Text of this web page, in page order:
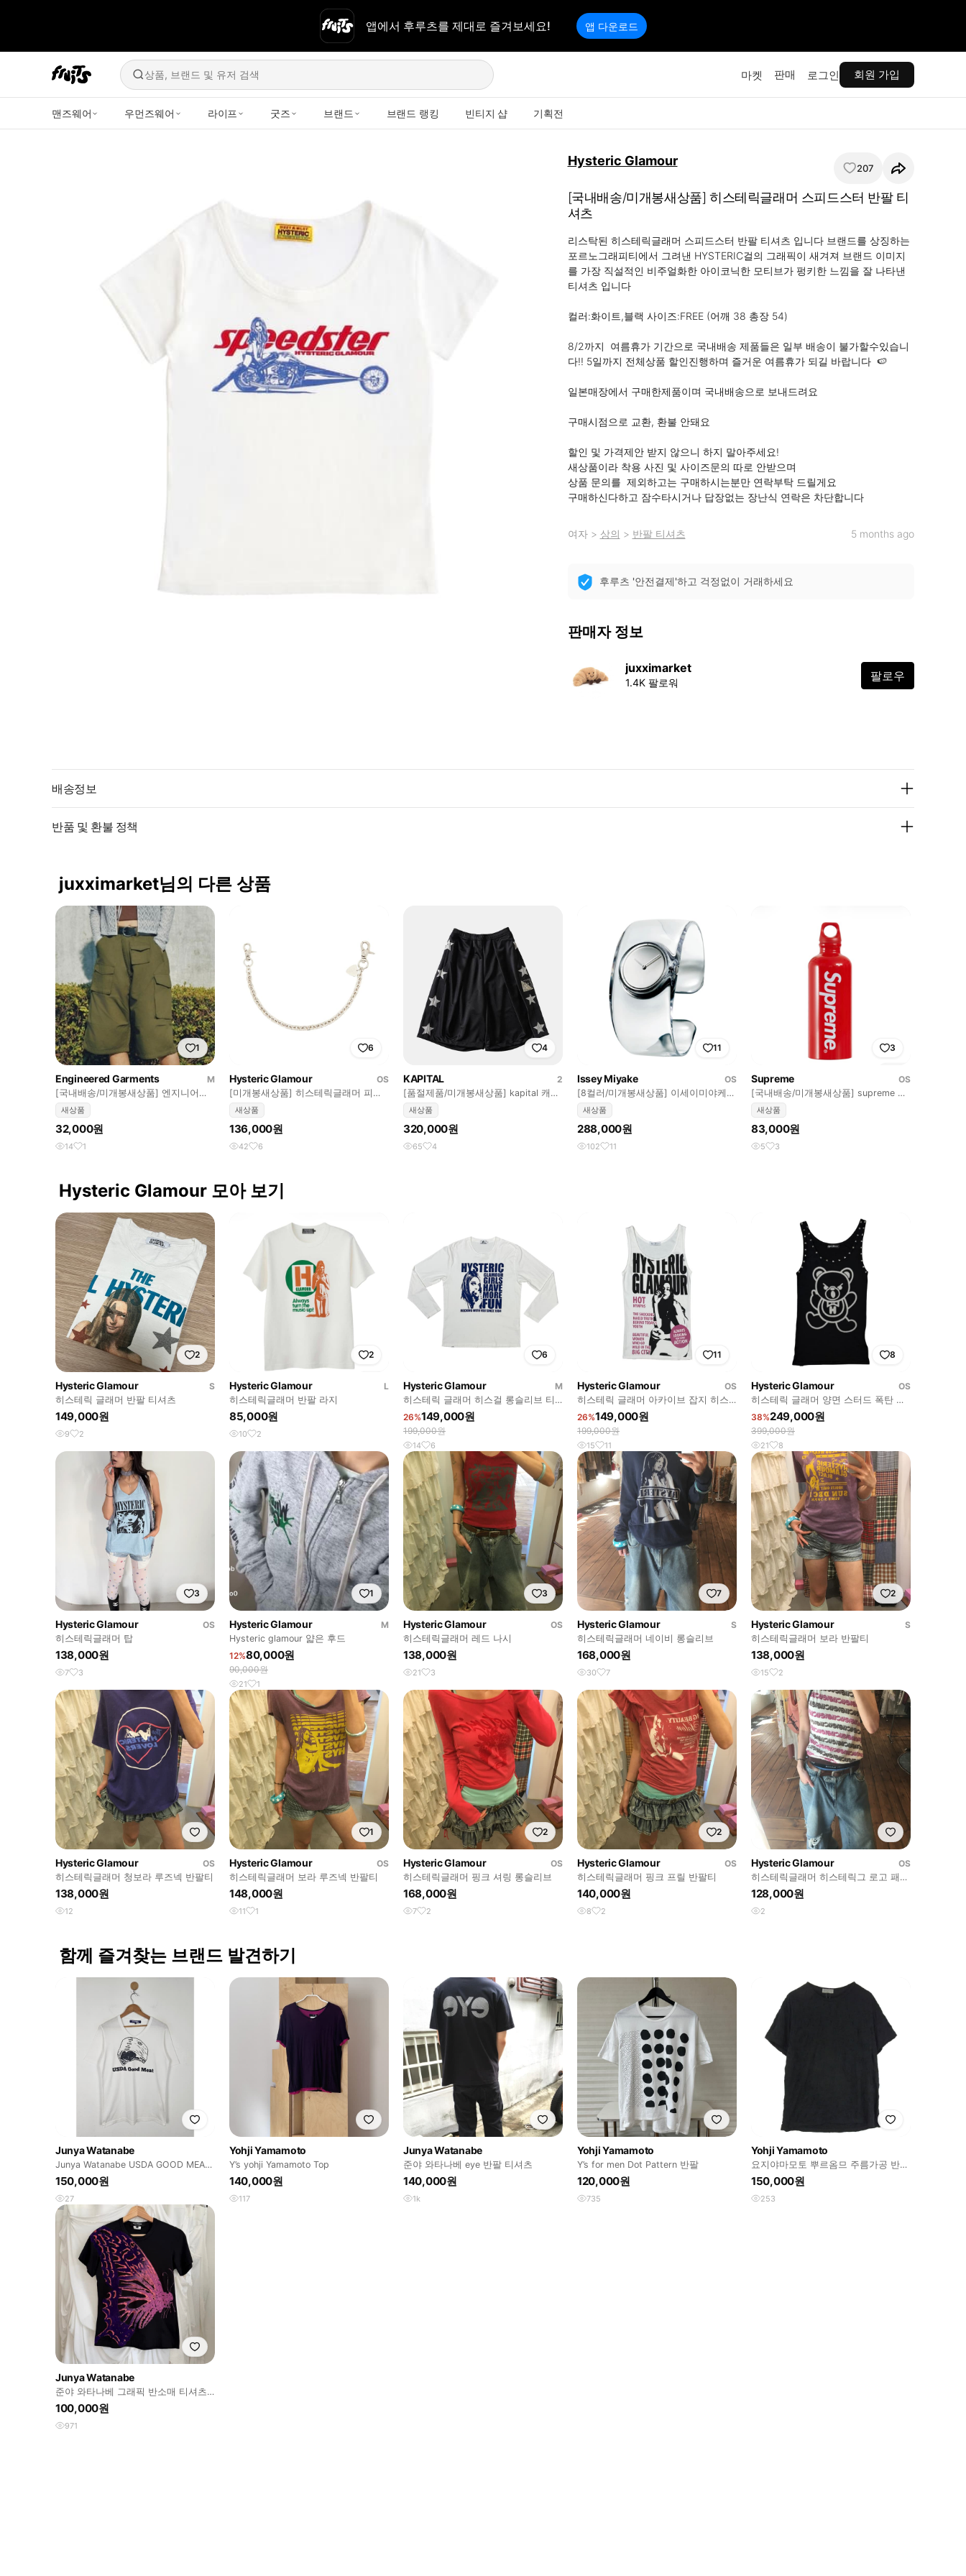
앱에서 후루츠를 제대로 즐겨보세요! 앱 다운로드
상품, 브랜드 및 유저 검색 마켓 판매 로그인 회원 가입
맨즈웨어 우먼즈웨어 라이프 굿즈 브랜드 브랜드 랭킹 빈티지 샵 기획전
Hysteric Glamour 207
[국내배송/미개봉새상품] 히스테릭글래머 스피드스터 반팔 티
셔츠
리스탁된 히스테릭글래머 스피드스터 반팔 티셔츠 입니다 브랜드를 상징하는
포르노그래피티에서 그려낸 HYSTERIC걸의 그래픽이 새겨져 브랜드 이미지
를 가장 직설적인 비주얼화한 아이코닉한 모티브가 펑키한 느낌을 잘 나타낸
티셔츠 입니다
컬러:화이트,블랙 사이즈:FREE (어깨 38 총장 54)
8/2까지  여름휴가 기간으로 국내배송 제품들은 일부 배송이 불가할수있습니
다!! 5일까지 전체상품 할인진행하며 즐거운 여름휴가 되길 바랍니다  🍉
일본매장에서 구매한제품이며 국내배송으로 보내드려요
구매시점으로 교환, 환불 안돼요
할인 및 가격제안 받지 않으니 하지 말아주세요!
새상품이라 착용 사진 및 사이즈문의 따로 안받으며
상품 문의를  제외하고는 구매하시는분만 연락부탁 드릴게요
구매하신다하고 잠수타시거나 답장없는 장난식 연락은 차단합니다
여자> 상의 > 반팔 티셔츠 5 months ago
후루츠 '안전결제'하고 걱정없이 거래하세요
판매자 정보
juxximarket
1.4K 팔로워 팔로우
배송정보
반품 및 환불 정책
juxximarket님의 다른 상품
1
Engineered Garments
M
[국내배송/미개봉새상품] 엔지니어드
가먼츠 X 지유 GU 유틸리티 쇼츠팬츠
새상품
32,000원
14 1
6
Hysteric Glamour
OS
[미개봉새상품] 히스테릭글래머 피크
로고 체인
새상품
136,000원
42 6
4
KAPITAL
2
[품절제품/미개봉새상품] kapital 캐피
탈 스무스 별 트랙팬츠 반바지
새상품
320,000원
65 4
11
Issey Miyake
OS
[8컬러/미개봉새상품] 이세이미야케
뱅글 시계
새상품
288,000원
102 11
3
Supreme
OS
[국내배송/미개봉새상품] supreme 슈
프림 텀블러 물통
새상품
83,000원
5 3
Hysteric Glamour 모아 보기
2
Hysteric Glamour
S
히스테릭 글래머 반팔 티셔츠
149,000원
9 2
2
Hysteric Glamour
L
히스테릭글래머 반팔 라지
85,000원
10 2
6
Hysteric Glamour
M
히스테릭 글래머 히스걸 롱슬리브 티
셔츠
26%149,000원
199,000원
14 6
11
Hysteric Glamour
OS
히스테릭 글래머 아카이브 잡지 히스
걸 민소매 나시 반팔 티셔츠
26%149,000원
199,000원
15 11
8
Hysteric Glamour
OS
히스테릭 글래머 양면 스터드 폭탄 퍽
베어 민소매 나시 반팔 티셔츠
38%249,000원
399,000원
21 8
3
Hysteric Glamour
OS
히스테릭글래머 탑
138,000원
7 3
1
Hysteric Glamour
M
Hysteric glamour 얇은 후드
12%80,000원
90,000원
21 1
3
Hysteric Glamour
OS
히스테릭글래머 레드 나시
138,000원
21 3
7
Hysteric Glamour
S
히스테릭글래머 네이비 롱슬리브
168,000원
30 7
2
Hysteric Glamour
S
히스테릭글래머 보라 반팔티
138,000원
15 2
Hysteric Glamour
OS
히스테릭글래머 청보라 루즈넥 반팔티
138,000원
12
1
Hysteric Glamour
OS
히스테릭글래머 보라 루즈넥 반팔티
148,000원
11 1
2
Hysteric Glamour
OS
히스테릭글래머 핑크 셔링 롱슬리브
168,000원
7 2
2
Hysteric Glamour
OS
히스테릭글래머 핑크 프릴 반팔티
140,000원
8 2
Hysteric Glamour
OS
히스테릭글래머 히스테릭그 로고 패턴
나시
128,000원
2
함께 즐겨찾는 브랜드 발견하기
Junya Watanabe
Junya Watanabe USDA GOOD MEAT
티셔츠
150,000원
27
Yohji Yamamoto
Y’s yohji Yamamoto Top
140,000원
117
Junya Watanabe
준야 와타나베 eye 반팔 티셔츠
140,000원
1k
Yohji Yamamoto
Y’s for men Dot Pattern 반팔
120,000원
735
Yohji Yamamoto
요지야마모토 뿌르옴므 주름가공 반팔
티셔츠
150,000원
253
Junya Watanabe
준야 와타나베 그래픽 반소매 티셔츠
여성 S 사이즈
100,000원
971